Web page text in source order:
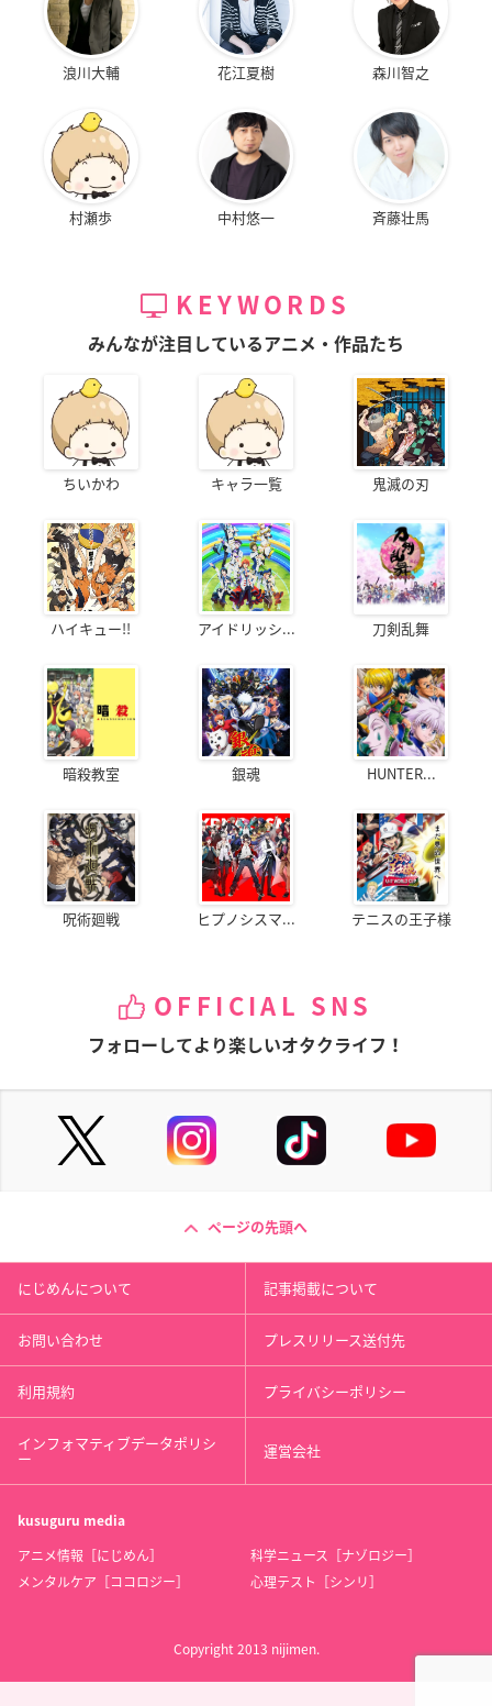
浪川大輔 花江夏樹 森川智之
村瀬歩 中村悠一 斉藤壮馬
KEYWORDS
みんなが注目しているアニメ・作品たち
ちいかわ キャラ一覧 鬼滅の刃
ハイキュー!! アイドリッシ... 刀剣乱舞
暗殺教室 銀魂 HUNTER...
呪術廻戦 ヒプノシスマ... テニスの王子様
OFFICIAL SNS
フォローしてより楽しいオタクライフ！
ページの先頭へ
にじめんについて 記事掲載について
お問い合わせ プレスリリース送付先
利用規約 プライバシーポリシー
インフォマティブデータポリシ
ー 運営会社
kusuguru media
アニメ情報［にじめん］
科学ニュース［ナゾロジー］
メンタルケア［ココロジー］
心理テスト［シンリ］
Copyright 2013 nijimen.